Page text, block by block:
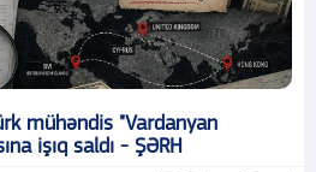
mühəndis "Vardanyan
işıq saldı - ŞƏRH